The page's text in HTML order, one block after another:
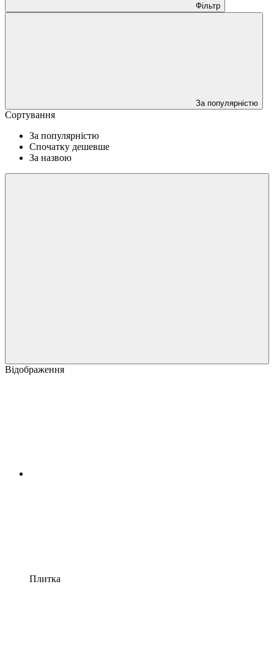
Фільтр
За популярністю
Сортування
За популярністю
Спочатку дешевше
За назвою
Відображення
Плитка